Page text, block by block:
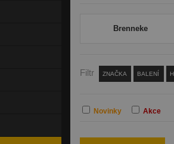
Brenneke
Filtr ZNAČKA BALENÍ
Novinky Akce